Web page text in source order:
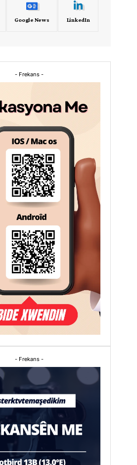
Google News LinkedIn
- Frekans -
- Frekans -